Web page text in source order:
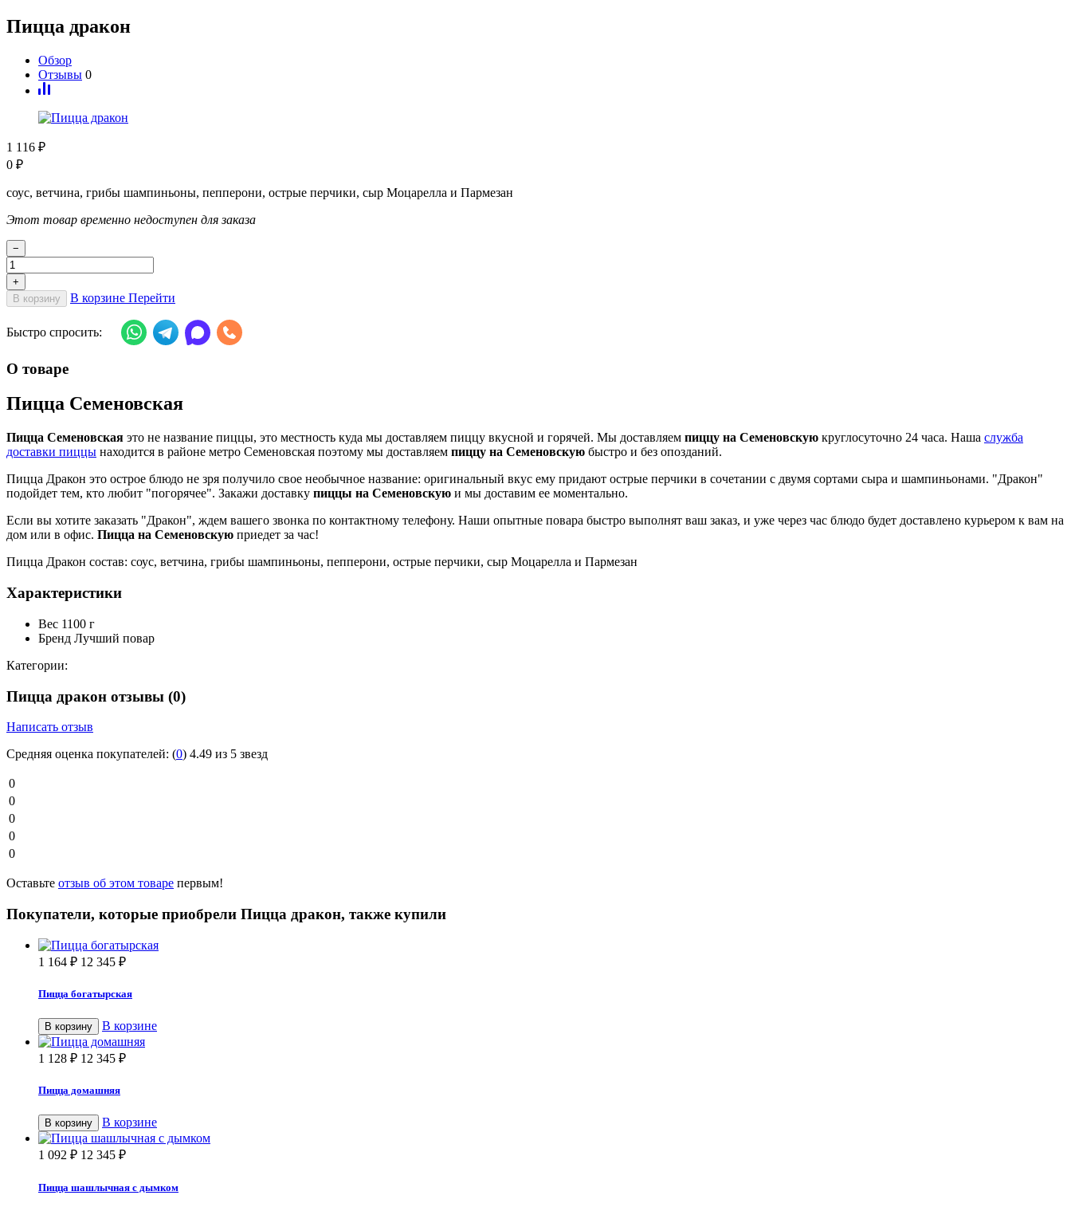
Пицца дракон
Обзор
Отзывы 0
1 116 ₽
0 ₽
соус, ветчина, грибы шампиньоны, пепперони, острые перчики, сыр Моцарелла и Пармезан
Этот товар временно недоступен для заказа
−
+
В корзину
В корзине Перейти
Быстро спросить:
О товаре
Пицца Семеновская
Пицца Семеновская это не название пиццы, это местность куда мы доставляем пиццу вкусной и горячей. Мы доставляем пиццу на Семеновскую круглосуточно 24 часа. Наша служба
доставки пиццы находится в районе метро Семеновская поэтому мы доставляем пиццу на Семеновскую быстро и без опозданий.
Пицца Дракон это острое блюдо не зря получило свое необычное название: оригинальный вкус ему придают острые перчики в сочетании с двумя сортами сыра и шампиньонами. "Дракон"
подойдет тем, кто любит "погорячее". Закажи доставку пиццы на Семеновскую и мы доставим ее моментально.
Если вы хотите заказать "Дракон", ждем вашего звонка по контактному телефону. Наши опытные повара быстро выполнят ваш заказ, и уже через час блюдо будет доставлено курьером к вам на
дом или в офис. Пицца на Семеновскую приедет за час!
Пицца Дракон состав: соус, ветчина, грибы шампиньоны, пепперони, острые перчики, сыр Моцарелла и Пармезан
Характеристики
Вес 1100 г
Бренд Лучший повар
Категории:
Пицца дракон отзывы (0)
Написать отзыв
Средняя оценка покупателей: (0) 4.49 из 5 звезд
0
0
0
0
0
Оставьте отзыв об этом товаре первым!
Покупатели, которые приобрели Пицца дракон, также купили
1 164 ₽ 12 345 ₽
Пицца богатырская
В корзину В корзине
1 128 ₽ 12 345 ₽
Пицца домашняя
В корзину В корзине
1 092 ₽ 12 345 ₽
Пицца шашлычная с дымком